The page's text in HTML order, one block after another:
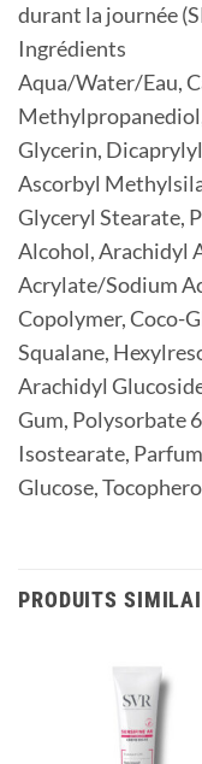
durant la journée
Ingrédients
Aqua/Water/Eau,
Glycerin,
Ascorbyl
Glyceryl Stearate,
Alcohol, Arachidyl
Acrylate/Sodium
Copolymer, Coco-
Squalane,
Arachidyl
Gum, Polysorbate
Isostearate,
Glucose,
PRODUITS